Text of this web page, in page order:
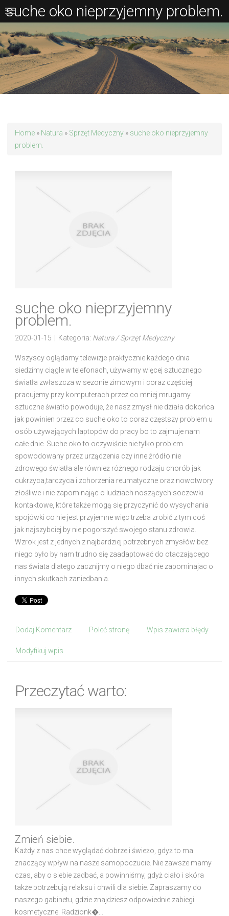
Home » Natura » Sprzęt Medyczny » suche oko nieprzyjemny
problem.
suche oko nieprzyjemny
problem.
2020-01-15 Kategoria: Natura / Sprzęt Medyczny
Wszyscy oglądamy telewizje praktycznie każdego dnia
siedzimy ciągle w telefonach, używamy więcej sztucznego
światła zwłaszcza w sezonie zimowym i coraz częściej
pracujemy przy komputerach przez co mniej mrugamy
sztuczne światło powoduje, że nasz zmysł nie działa dokońca
jak powinien przez co suche oko to coraz częstszy problem u
osób używających laptopów do pracy bo to zajmuje nam
całe dnie. Suche oko to oczywiście nie tylko problem
spowodowany przez urządzenia czy inne źródło nie
zdrowego światła ale również różnego rodzaju chorób jak
cukrzyca,tarczyca i zchorzenia reumatyczne oraz nowotwory
złośliwe i nie zapominając o ludziach noszących soczewki
kontaktowe, które także mogą się przyczynić do wysychania
spojówki co nie jest przyjemne więc trzeba zrobić z tym coś
jak najszybciej by nie pogorszyć swojego stanu zdrowia.
Wzrok jest z jednych z najbardziej potrzebnych zmysłów bez
niego było by nam trudno się zaadaptować do otaczającego
nas świata dlatego zacznijmy o niego dbać nie zapominajac o
innych skutkach zaniedbania.
Dodaj Komentarz Poleć stronę Wpis zawiera błędy
Modyfikuj wpis
Przeczytać warto:
Zmień siebie.
Każdy z nas chce wyglądać dobrze i świeżo, gdyż to ma
znaczący wpływ na nasze samopoczucie. Nie zawsze mamy
czas, aby o siebie zadbać, a powinniśmy, gdyż ciało i skóra
także potrzebują relaksu i chwili dla siebie. Zapraszamy do
naszego gabinetu, gdzie znajdziesz odpowiednie zabiegi
kosmetyczne. Radzionk�...
suche oko nieprzyjemny problem.